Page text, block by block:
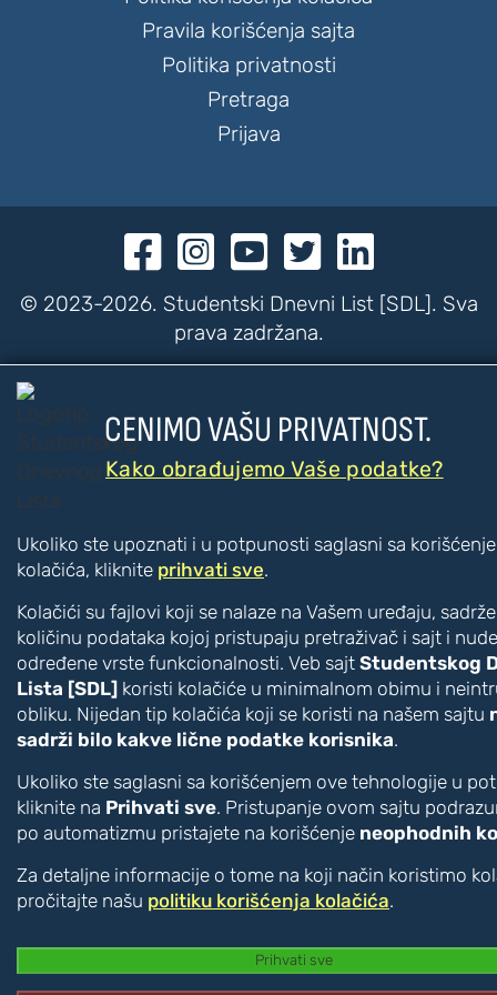
Pravila korišćenja sajta
Politika privatnosti
Pretraga
Prijava
    
© 2023-2026. Studentski Dnevni List [SDL]. Sva
prava zadržana.
CENIMO VAŠU PRIVATNOST.
Kako obrađujemo Vaše podatke?
Ukoliko ste upoznati i u potpunosti saglasni sa
kolačića, kliknite prihvati sve.
Kolačići su fajlovi koji se nalaze na Vašem uređaju,
količinu podataka kojoj pristupaju pretraživač i sajt i nude
određene vrste funkcionalnosti. Veb sajt Studentskog
Lista [SDL] koristi kolačiće u minimalnom obimu i
obliku. Nijedan tip kolačića koji se koristi na našem sajtu
sadrži bilo kakve lične podatke korisnika.
Ukoliko ste saglasni sa korišćenjem ove tehnologije u
kliknite na Prihvati sve. Pristupanje ovom sajtu
po automatizmu pristajete na korišćenje neophodnih
Za detaljne informacije o tome na koji način koristimo
pročitajte našu politiku korišćenja kolačića.
Prihvati sve

???PRISTUPAČNOST???
Veći tekst
Manji tekst
Veći razmak između slova
Manji razmak između slova
Disleksija [CTRL + ALT + D]
Boje i kontrast
Inverzne boje
Monohromatski prikaz
Vizuelna pomagala
Akcentovani linkovi [CTRL + ALT + U]
Veliki pokazivač [CTRL + ALT + C]
Vodič za čitanje [CTRL + ALT + R]
Čitač [CTRL + ALT + V]
Text to Speech [CTRL + ALT + T]
Speech to Text [CTRL + ALT + S]